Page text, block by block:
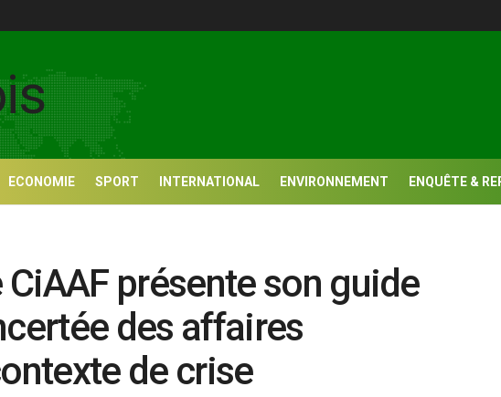
ECONOMIE SPORT INTERNATIONAL ENVIRONNEMENT ENQUÊTE &
CiAAF présente son guide
des affaires
de crise